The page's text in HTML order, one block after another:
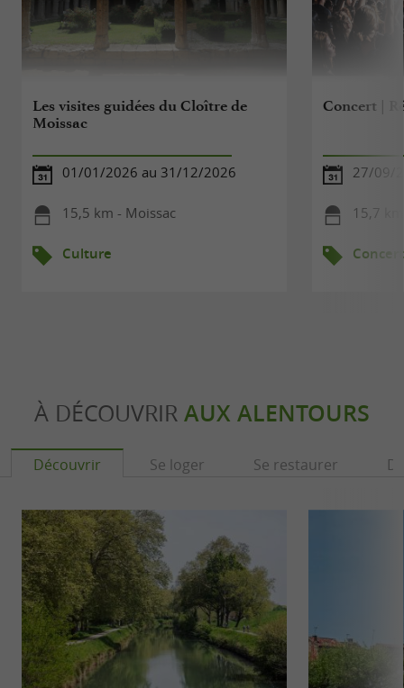
Les visites guidées du Cloître de
Moissac
01/01/2026 au 31/12/2026
15,5 km - Moissac
Culture
Concert |
27/09/
15,7
À DÉCOUVRIR AUX ALENTOURS
Découvrir Se loger Se restaurer